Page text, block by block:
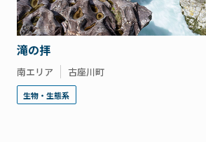
滝の拝
南エリア 古座川町
生物・生態系